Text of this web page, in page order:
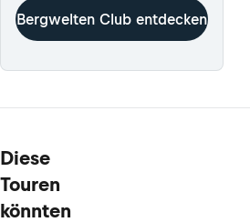
Bergwelten Club entdecken
Diese
Touren
könnten